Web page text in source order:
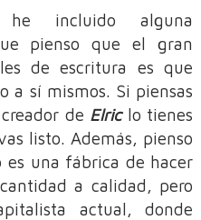
incluido alguna
pienso que el gran
de escritura es que
a sí mismos. Si piensas
de Elriclo tienes
listo. Además, pienso
una fábrica de hacer
a calidad, pero
actual, donde